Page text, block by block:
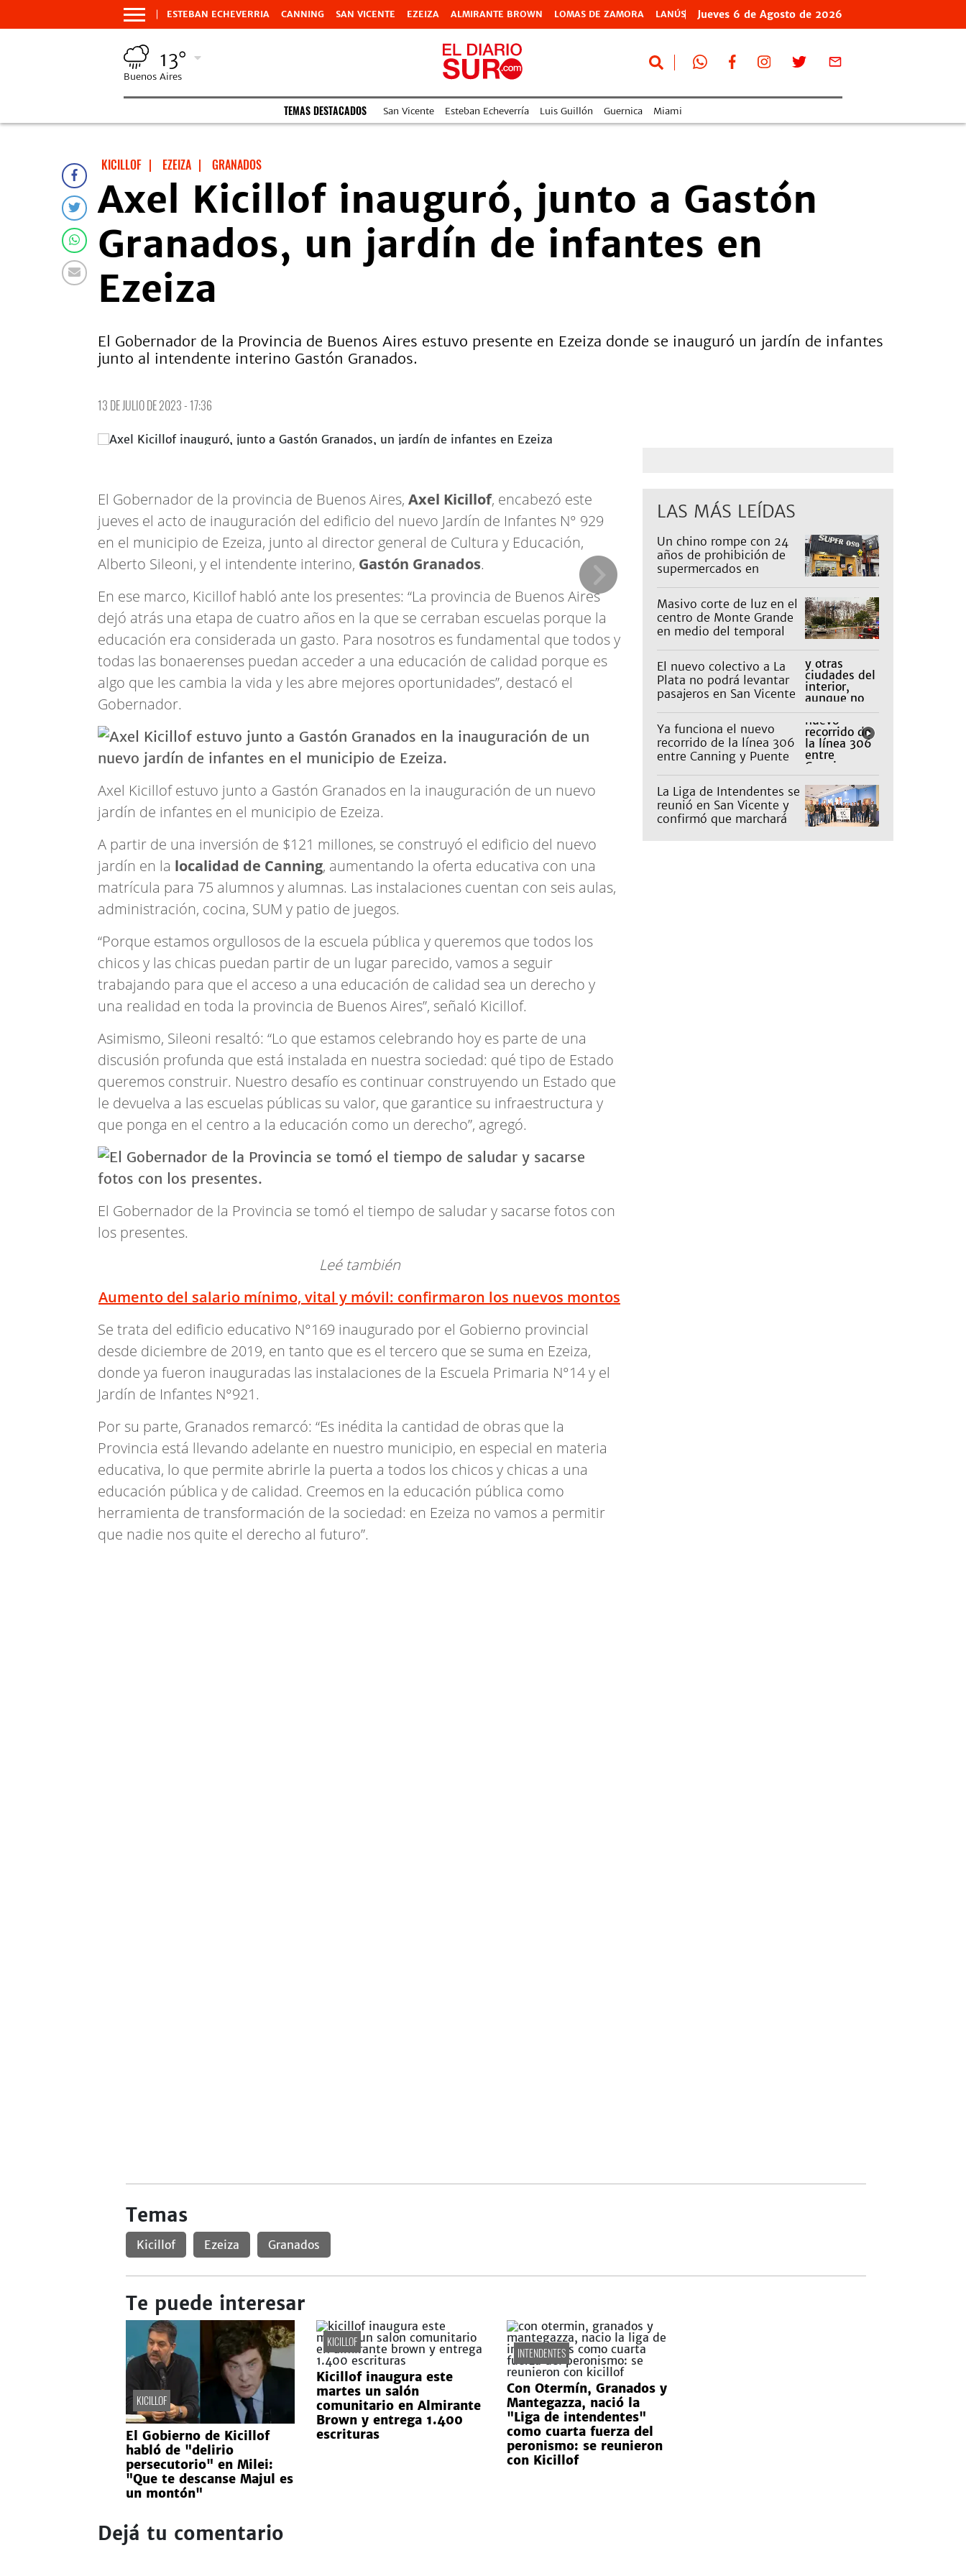
ESTEBAN ECHEVERRIA CANNING SAN VICENTE EZEIZA ALMIRANTE BROWN LOMAS DE ZAMORA LANÚS Jueves 6 de Agosto de 2026
13°
Buenos Aires
TEMAS DESTACADOS San Vicente Esteban Echeverría Luis Guillón Guernica Miami
KICILLOF | EZEIZA | GRANADOS
Axel Kicillof inauguró, junto a Gastón
Granados, un jardín de infantes en
Ezeiza
El Gobernador de la Provincia de Buenos Aires estuvo presente en Ezeiza donde se inauguró un jardín de infantes
junto al intendente interino Gastón Granados.
13 DE JULIO DE 2023 - 17:36
El Gobernador de la provincia de Buenos Aires, Axel Kicillof, encabezó este
jueves el acto de inauguración del edificio del nuevo Jardín de Infantes N° 929
en el municipio de Ezeiza, junto al director general de Cultura y Educación,
Alberto Sileoni, y el intendente interino, Gastón Granados.
En ese marco, Kicillof habló ante los presentes: “La provincia de Buenos Aires
dejó atrás una etapa de cuatro años en la que se cerraban escuelas porque la
educación era considerada un gasto. Para nosotros es fundamental que todos y
todas las bonaerenses puedan acceder a una educación de calidad porque es
algo que les cambia la vida y les abre mejores oportunidades”, destacó el
Gobernador.
Axel Kicillof estuvo junto a Gastón Granados en la inauguración de un nuevo
jardín de infantes en el municipio de Ezeiza.
A partir de una inversión de $121 millones, se construyó el edificio del nuevo
jardín en la localidad de Canning, aumentando la oferta educativa con una
matrícula para 75 alumnos y alumnas. Las instalaciones cuentan con seis aulas,
administración, cocina, SUM y patio de juegos.
“Porque estamos orgullosos de la escuela pública y queremos que todos los
chicos y las chicas puedan partir de un lugar parecido, vamos a seguir
trabajando para que el acceso a una educación de calidad sea un derecho y
una realidad en toda la provincia de Buenos Aires”, señaló Kicillof.
Asimismo, Sileoni resaltó: “Lo que estamos celebrando hoy es parte de una
discusión profunda que está instalada en nuestra sociedad: qué tipo de Estado
queremos construir. Nuestro desafío es continuar construyendo un Estado que
le devuelva a las escuelas públicas su valor, que garantice su infraestructura y
que ponga en el centro a la educación como un derecho”, agregó.
El Gobernador de la Provincia se tomó el tiempo de saludar y sacarse fotos con
los presentes.
Leé también
Aumento del salario mínimo, vital y móvil: confirmaron los nuevos montos
Se trata del edificio educativo N°169 inaugurado por el Gobierno provincial
desde diciembre de 2019, en tanto que es el tercero que se suma en Ezeiza,
donde ya fueron inauguradas las instalaciones de la Escuela Primaria N°14 y el
Jardín de Infantes N°921.
Por su parte, Granados remarcó: “Es inédita la cantidad de obras que la
Provincia está llevando adelante en nuestro municipio, en especial en materia
educativa, lo que permite abrirle la puerta a todos los chicos y chicas a una
educación pública y de calidad. Creemos en la educación pública como
herramienta de transformación de la sociedad: en Ezeiza no vamos a permitir
que nadie nos quite el derecho al futuro”.
LAS MÁS LEÍDAS
Un chino rompe con 24
años de prohibición de
supermercados en
Masivo corte de luz en el
centro de Monte Grande
en medio del temporal
El nuevo colectivo a La
Plata no podrá levantar
pasajeros en San Vicente
Ya funciona el nuevo
recorrido de la línea 306
entre Canning y Puente
La Liga de Intendentes se
reunió en San Vicente y
confirmó que marchará
Temas
Kicillof Ezeiza Granados
Te puede interesar
KICILLOF
El Gobierno de Kicillof
habló de "delirio
persecutorio" en Milei:
"Que te descanse Majul es
un montón"
KICILLOF
Kicillof inaugura este
martes un salón
comunitario en Almirante
Brown y entrega 1.400
escrituras
INTENDENTES
Con Otermín, Granados y
Mantegazza, nació la
"Liga de intendentes"
como cuarta fuerza del
peronismo: se reunieron
con Kicillof
Dejá tu comentario